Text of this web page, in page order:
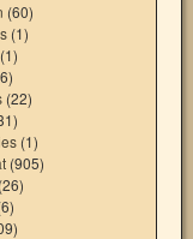
(60)
(1)
(22)
(1)
(905)
(26)